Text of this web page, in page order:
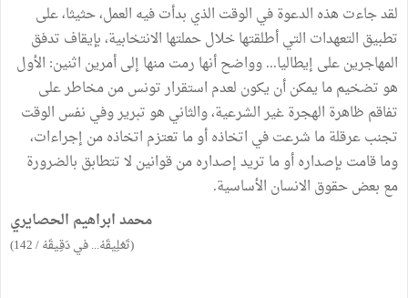
لقد جاءت هذه الدعوة في الوقت الذي بدأت فيه العمل، حثيثا، على
تطبيق التعهدات التي أطلقتها خلال حملتها الانتخابية، بإيقاف تدفق
المهاجرين على إيطاليا... وواضح أنها رمت منها إلى أمرين اثنين: الأول
هو تضخيم ما يمكن أن يكون لعدم استقرار تونس من مخاطر على
تفاقم ظاهرة الهجرة غير الشرعية، والثاني هو تبرير وفي نفس الوقت
تجنب عرقلة ما شرعت في اتخاذه أو ما تعتزم اتخاذه من إجراءات،
وما قامت بإصداره أو ما تريد إصداره من قوانين لا تتطابق بالضرورة
مع بعض حقوق الانسان الأساسية.
محمد ابراهيم الحصايري
(تَعْلِيقَهْ... في دَقِيقَهْ / 142)